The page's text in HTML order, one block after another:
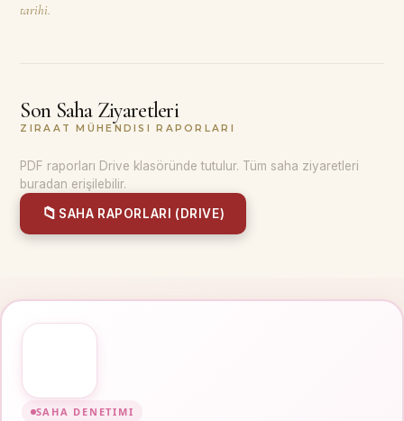
tarihi.
Son Saha Ziyaretleri
ZIRAAT MÜHENDISI RAPORLARI
PDF raporları Drive klasöründe tutulur. Tüm saha ziyaretleri
buradan erişilebilir.
📁 SAHA RAPORLARI (DRIVE)
SAHA DENETIMI